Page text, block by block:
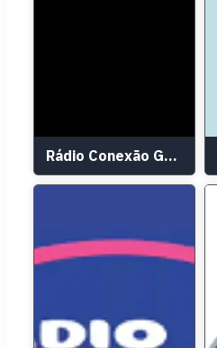
Rádio Conexão Gospel